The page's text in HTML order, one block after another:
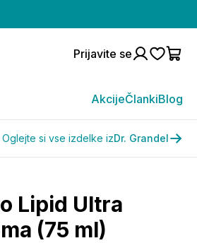
Prijavite se
AkcijeČlankiBlog
Oglejte si vse izdelke izDr. Grandel
Lipid Ultra
(75 ml)